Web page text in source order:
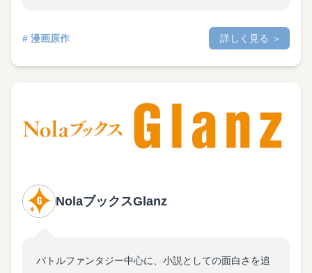
# 漫画原作 詳しく見る ＞
NolaブックスGlanz
バトルファンタジー中心に、小説としての面白さを追